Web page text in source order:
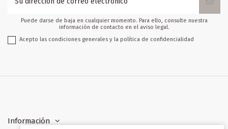
Puede darse de baja en cualquier momento. Para ello, consulte nuestra
información de contacto en el aviso legal.
Acepto las condiciones generales y la política de confidencialidad
Información